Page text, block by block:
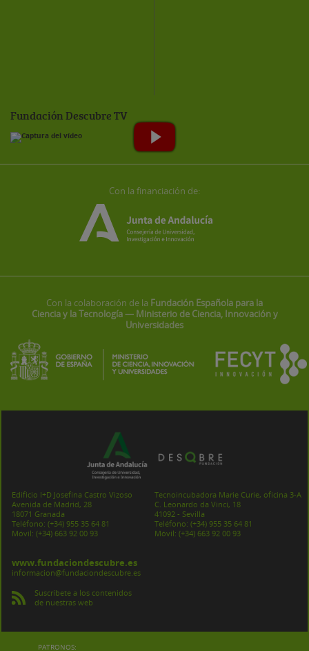
Fundación Descubre TV
Con la financiación de:
Con la colaboración de la Fundación Española para la
Ciencia y la Tecnología — Ministerio de Ciencia, Innovación y
Universidades
Edificio I+D Josefina Castro Vizoso
Avenida de Madrid, 28
18071 Granada
Teléfono: (+34) 955 35 64 81
Móvil: (+34) 663 92 00 93
Tecnoincubadora Marie Curie, oficina 3-A
C. Leonardo da Vinci, 18
41092 - Sevilla
Teléfono: (+34) 955 35 64 81
Móvil: (+34) 663 92 00 93
www.fundaciondescubre.es
informacion@fundaciondescubre.es
Suscríbete a los contenidos
de nuestras web
PATRONOS: